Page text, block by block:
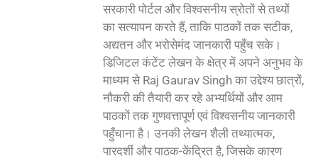
सरकारी पोर्टल और विश्वसनीय स्रोतों से तथ्यों
का सत्यापन करते हैं, ताकि पाठकों तक सटीक,
अद्यतन और भरोसेमंद जानकारी पहुँच सके।
डिजिटल कंटेंट लेखन के क्षेत्र में अपने अनुभव के
माध्यम से Raj Gaurav Singh का उद्देश्य छात्रों,
नौकरी की तैयारी कर रहे अभ्यर्थियों और आम
पाठकों तक गुणवत्तापूर्ण एवं विश्वसनीय जानकारी
पहुँचाना है। उनकी लेखन शैली तथ्यात्मक,
पारदर्शी और पाठक-केंद्रित है, जिसके कारण